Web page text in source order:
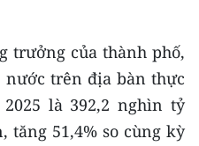
trưởng của thành phố,
nước trên địa bàn thực
là 392,2 nghìn tỷ
tăng 51,4% so cùng kỳ